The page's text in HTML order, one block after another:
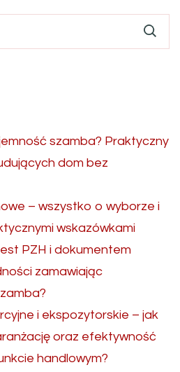
szamba? Praktyczny
dom bez
– wszystko o wyborze i
wskazówkami
PZH i dokumentem
zamawiając
i ekspozytorskie – jak
oraz efektywność
handlowym?